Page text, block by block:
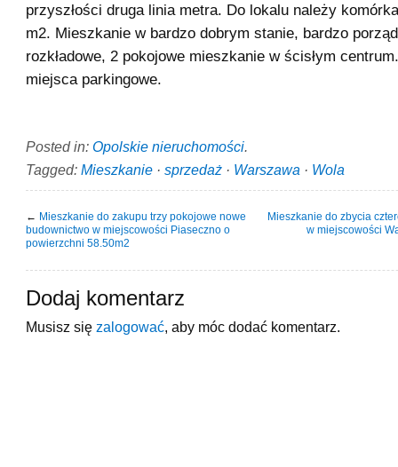
przyszłości druga linia metra. Do lokalu należy
m2. Mieszkanie w bardzo dobrym stanie, bardzo
rozkładowe, 2 pokojowe mieszkanie w ścisłym
miejsca parkingowe.
Posted in: Opolskie nieruchomości.
Tagged: Mieszkanie · sprzedaż · Warszawa · Wola
← Mieszkanie do zakupu trzy pokojowe nowe
budownictwo w miejscowości Piaseczno o
powierzchni 58.50m2
Mieszkanie do zbycia
w miejscowości
Dodaj komentarz
Musisz się zalogować , aby móc dodać komentarz.